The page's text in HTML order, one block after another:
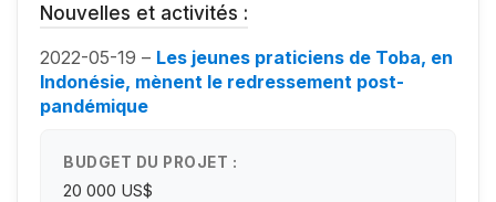
Nouvelles et activités :
2022-05-19 – Les jeunes praticiens de Toba, en
Indonésie, mènent le redressement post-
pandémique
BUDGET DU PROJET :
20 000 US$